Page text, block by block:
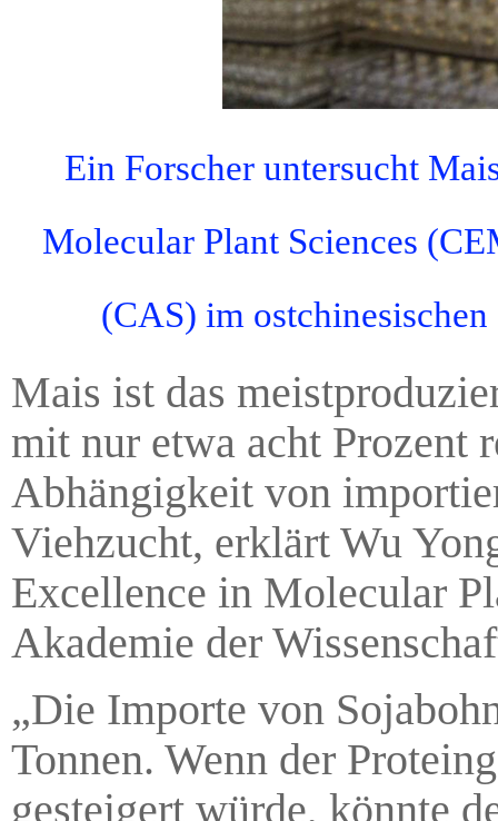
Ein Forscher untersucht
Molecular Plant Sciences
(CAS) im
Mais ist das
mit nur etwa acht Prozent
Abhängigkeit von
Viehzucht, erklärt Wu
Excellence in Molecular
Akademie der
„Die Importe von
Tonnen. Wenn der
gesteigert würde, könnte